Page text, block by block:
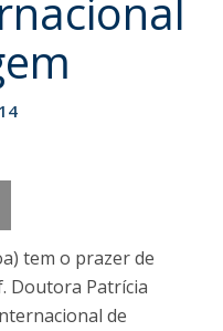
tem o prazer de
Doutora Patrícia
de